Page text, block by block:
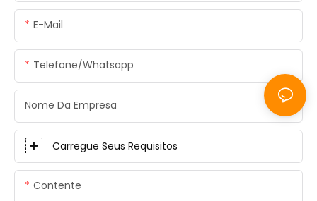
E-Mail
Telefone/whatsapp
Nome Da Empresa
Carregue Seus Requisitos
Contente